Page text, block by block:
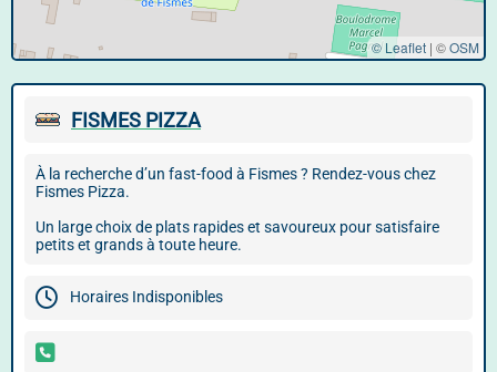
© Leaflet | ©OSM
FISMES PIZZA
À la recherche d’un fast-food à Fismes ? Rendez-vous chez
Fismes Pizza.
Un large choix de plats rapides et savoureux pour satisfaire
petits et grands à toute heure.
Horaires Indisponibles